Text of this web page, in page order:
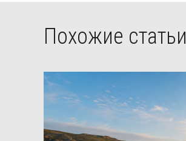
Похожие статьи